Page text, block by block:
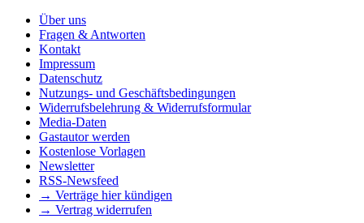
Über uns
Fragen & Antworten
Kontakt
Impressum
Datenschutz
Nutzungs- und Geschäftsbedingungen
Widerrufsbelehrung & Widerrufsformular
Media-Daten
Gastautor werden
Kostenlose Vorlagen
Newsletter
RSS-Newsfeed
→ Verträge hier kündigen
→ Vertrag widerrufen